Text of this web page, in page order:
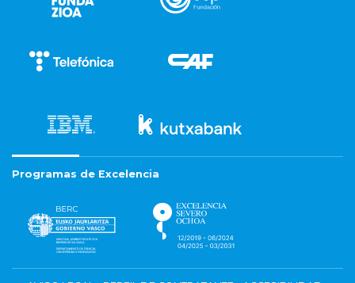
Programas de Excelencia